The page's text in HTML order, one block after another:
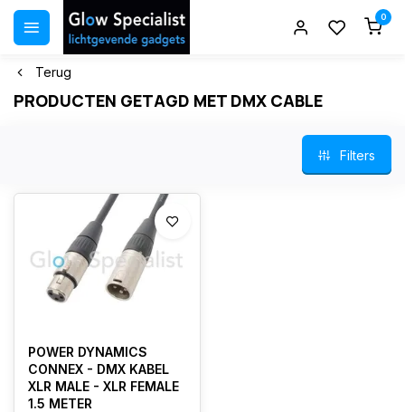
0
Terug
PRODUCTEN GETAGD MET DMX CABLE
Filters
POWER DYNAMICS
CONNEX - DMX KABEL
XLR MALE - XLR FEMALE
1.5 METER